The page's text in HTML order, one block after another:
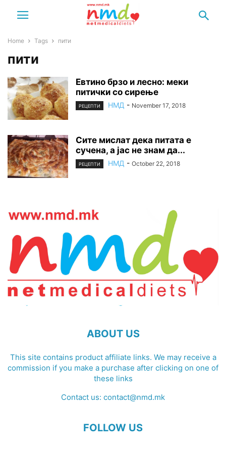
Home Tags пити
пити
Евтино брзо и лесно: меки
питички со сирење
РЕЦЕПТИ НМД - November 17, 2018
Сите мислат дека питата е
сучена, а јас не знам да...
РЕЦЕПТИ НМД - October 22, 2018
ABOUT US
This site contains product affiliate links. We may receive a
commission if you make a purchase after clicking on one of
these links
Contact us: contact@nmd.mk
FOLLOW US